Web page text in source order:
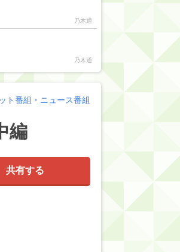
乃木通
乃木通
編
ト番組・ニュース番組
共有する